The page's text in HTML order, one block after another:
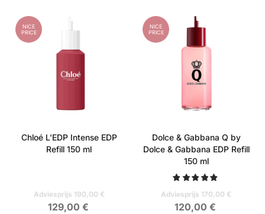
NICE
PRICE
Chloé L'EDP Intense EDP
Refill 150 ml
Adviesprijs 190,00 €
129,00 €
NICE
PRICE
Dolce & Gabbana Q by
Dolce & Gabbana EDP Refill
150 ml
Adviesprijs 170,00 €
120,00 €